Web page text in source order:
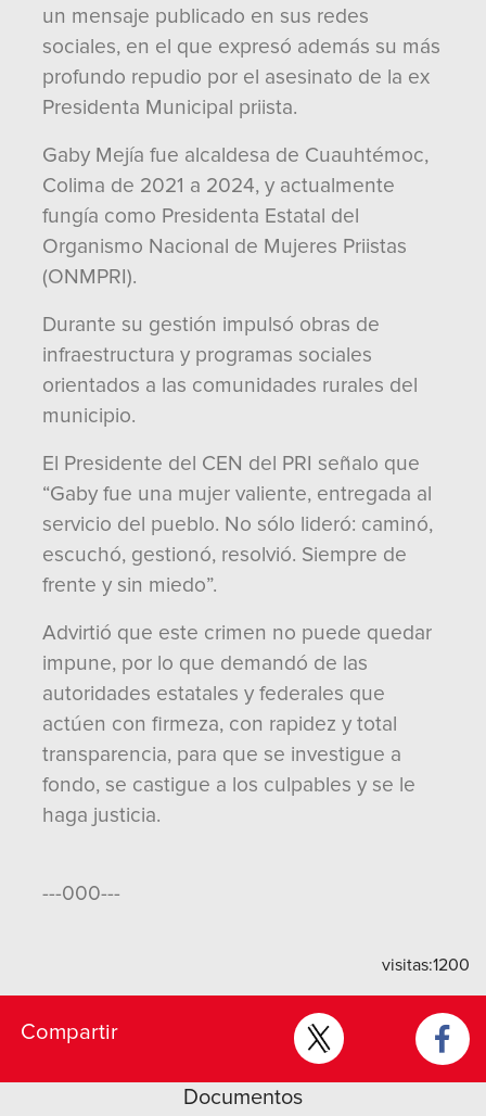
un mensaje publicado en sus redes
sociales, en el que expresó además su más
profundo repudio por el asesinato de la ex
Presidenta Municipal priista.
Gaby Mejía fue alcaldesa de Cuauhtémoc,
Colima de 2021 a 2024, y actualmente
fungía como Presidenta Estatal del
Organismo Nacional de Mujeres Priistas
(ONMPRI).
Durante su gestión impulsó obras de
infraestructura y programas sociales
orientados a las comunidades rurales del
municipio.
El Presidente del CEN del PRI señalo que
“Gaby fue una mujer valiente, entregada al
servicio del pueblo. No sólo lideró: caminó,
escuchó, gestionó, resolvió. Siempre de
frente y sin miedo”.
Advirtió que este crimen no puede quedar
impune, por lo que demandó de las
autoridades estatales y federales que
actúen con firmeza, con rapidez y total
transparencia, para que se investigue a
fondo, se castigue a los culpables y se le
haga justicia.
---000---
visitas:1200
Compartir
Documentos